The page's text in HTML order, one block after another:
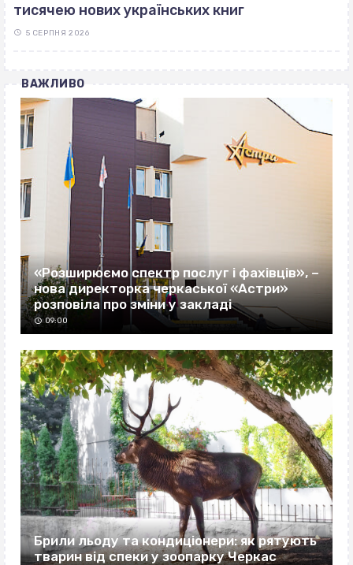
тисячею нових українських книг
5 СЕРПНЯ 2026
ВАЖЛИВО
«Розширюємо спектр послуг і фахівців», –
нова директорка черкаської «Астри»
розповіла про зміни у закладі
09:00
Брили льоду та кондиціонери: як рятують
тварин від спеки у зоопарку Черкас